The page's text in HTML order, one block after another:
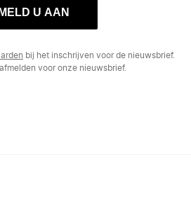
MELD U AAN
bij het inschrijven voor de nieuwsbrief.
voor onze nieuwsbrief.